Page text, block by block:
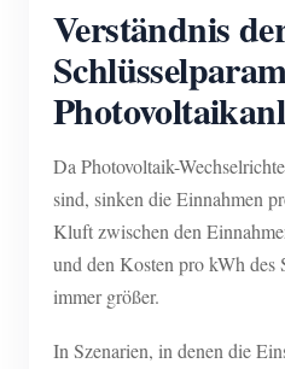
Verständnis
Da Photovoltaik-
sind, sinken die Einnahmen
Kluft zwischen den
und den Kosten pro kWh des
immer größer.
In Szenarien, in denen die